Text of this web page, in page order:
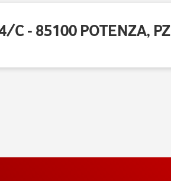
C - 85100 POTENZA, PZ